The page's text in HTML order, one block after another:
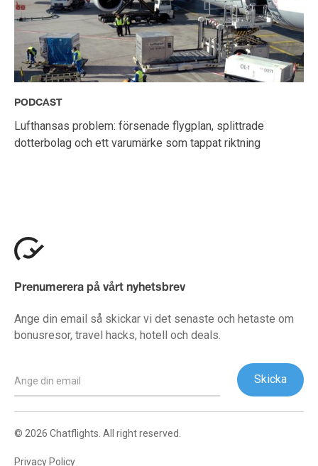
PODCAST
Lufthansas problem: försenade flygplan, splittrade
dotterbolag och ett varumärke som tappat riktning
Prenumerera på vårt nyhetsbrev
Ange din email så skickar vi det senaste och hetaste om
bonusresor, travel hacks, hotell och deals.
© 2026 Chatflights. All right reserved.
Privacy Policy